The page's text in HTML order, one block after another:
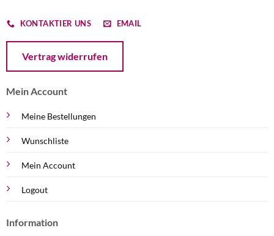
KONTAKTIER UNS EMAIL
Vertrag widerrufen
Mein Account
Meine Bestellungen
Wunschliste
Mein Account
Logout
Information